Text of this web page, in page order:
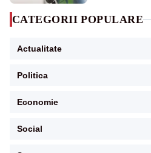
CATEGORII POPULARE
Actualitate
Politica
Economie
Social